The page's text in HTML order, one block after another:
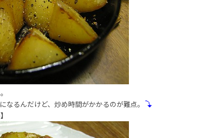
なるんだけど、炒め時間がかかるのが難点。